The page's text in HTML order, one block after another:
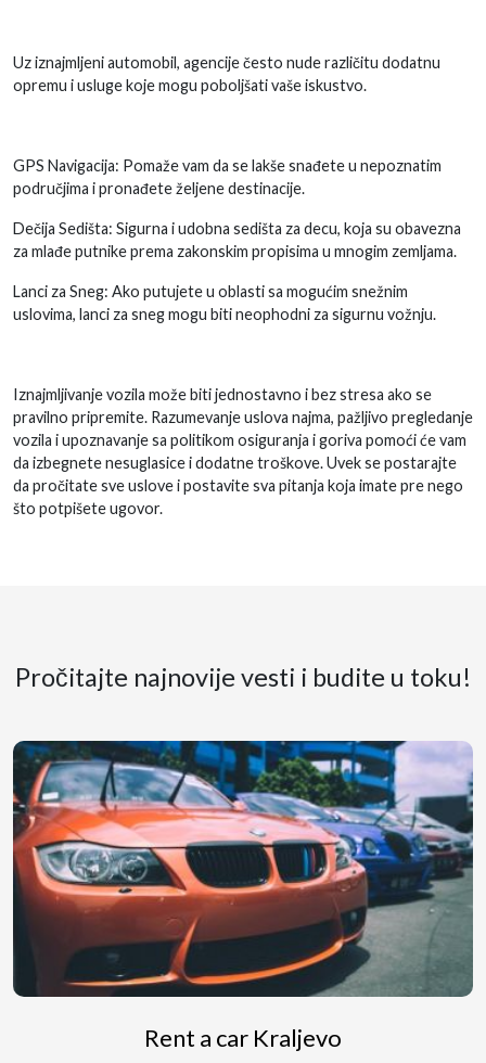
Uz iznajmljeni automobil, agencije često nude različitu dodatnu
opremu i usluge koje mogu poboljšati vaše iskustvo.
GPS Navigacija: Pomaže vam da se lakše snađete u nepoznatim
područjima i pronađete željene destinacije.
Dečija Sedišta: Sigurna i udobna sedišta za decu, koja su obavezna
za mlađe putnike prema zakonskim propisima u mnogim zemljama.
Lanci za Sneg: Ako putujete u oblasti sa mogućim snežnim
uslovima, lanci za sneg mogu biti neophodni za sigurnu vožnju.
Iznajmljivanje vozila može biti jednostavno i bez stresa ako se
pravilno pripremite. Razumevanje uslova najma, pažljivo pregledanje
vozila i upoznavanje sa politikom osiguranja i goriva pomoći će vam
da izbegnete nesuglasice i dodatne troškove. Uvek se postarajte
da pročitate sve uslove i postavite sva pitanja koja imate pre nego
što potpišete ugovor.
Pročitajte najnovije vesti i budite u toku!
Rent a car Kraljevo